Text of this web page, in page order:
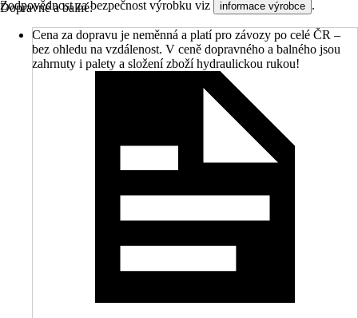
Dopravné a balné:
Cena za dopravu je neměnná a platí pro závozy po celé ČR –
bez ohledu na vzdálenost. V ceně dopravného a balného jsou
zahrnuty i palety a složení zboží hydraulickou rukou!
Zodpovědnost za bezpečnost výrobku viz informace výrobce .